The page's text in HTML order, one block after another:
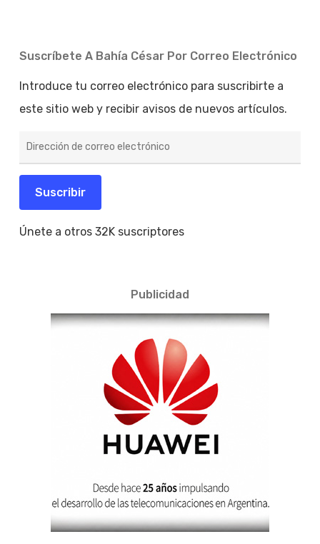
Suscríbete A Bahía César Por Correo Electrónico
Introduce tu correo electrónico para suscribirte a
este sitio web y recibir avisos de nuevos artículos.
de
electrónico
Suscribir
Únete a otros 32K suscriptores
Publicidad